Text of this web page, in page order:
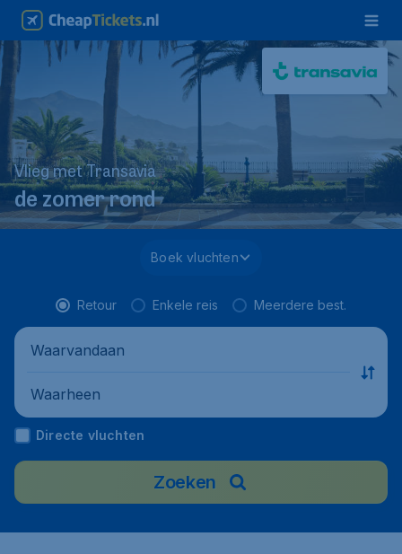
Vlieg met Transavia
de zomer rond
Boek vluchten
Retour Enkele reis Meerdere best.
Waarvandaan
Waarheen
Directe vluchten
Zoeken